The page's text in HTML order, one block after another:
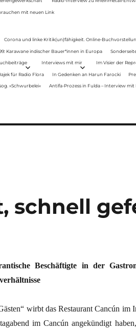
mit neuen Link
Corona und linke Kritik(un)fähigkeit. Online-
Karawane indischer Bauer*innen in Europa
Interviews mit mir Im Visier der
für Radio Flora In Gedenken an Harun Farocki
»Schwurbelei« Antifa-Prozess in Fulda – Interview mit
schnell
Beschäftigte in der
wirbt das Restaurant Cancún im
im Cancún angekündigt